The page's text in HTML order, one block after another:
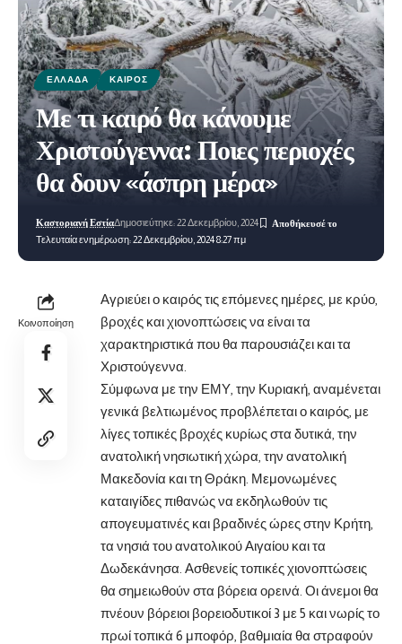
ΕΛΛΆΔΑ ΚΑΙΡΌΣ
Με τι καιρό θα κάνουμε
Χριστούγεννα: Ποιες περιοχές
θα δουν «άσπρη μέρα»
Τελευταία ενημέρωση: 22 Δεκεμβρίου, 2024 8:27 πμ
Καστοριανή ΕστίαΔημοσιεύτηκε: 22 Δεκεμβρίου, 2024
Κοινοποίηση
Αγριεύει ο καιρός τις επόμενες ημέρες, με κρύο,
βροχές και χιονοπτώσεις να είναι τα
χαρακτηριστικά που θα παρουσιάζει και τα
Χριστούγεννα.
Σύμφωνα με την ΕΜΥ, την Κυριακή, αναμένεται
γενικά βελτιωμένος προβλέπεται ο καιρός, με
λίγες τοπικές βροχές κυρίως στα δυτικά, την
ανατολική νησιωτική χώρα, την ανατολική
Μακεδονία και τη Θράκη. Μεμονωμένες
καταιγίδες πιθανώς να εκδηλωθούν τις
απογευματινές και βραδινές ώρες στην Κρήτη,
τα νησιά του ανατολικού Αιγαίου και τα
Δωδεκάνησα. Ασθενείς τοπικές χιονοπτώσεις
θα σημειωθούν στα βόρεια ορεινά. Οι άνεμοι θα
πνέουν βόρειοι βορειοδυτικοί 3 με 5 και νωρίς το
πρωί τοπικά 6 μποφόρ, βαθμιαία θα στραφούν